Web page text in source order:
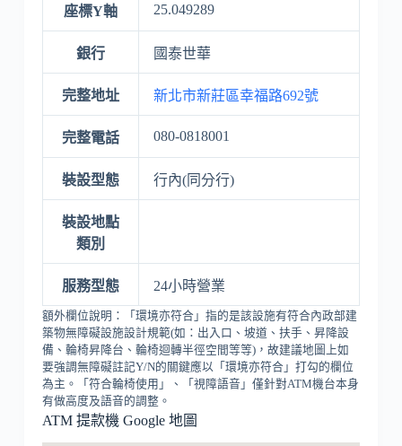
座標Y軸 25.049289
銀行 國泰世華
完整地址 新北市新莊區幸福路692號
完整電話 080-0818001
裝設型態 行內(同分行)
裝設地點
類別
服務型態 24小時營業
額外欄位說明：「環境亦符合」指的是該設施有符合內政部建
築物無障礙設施設計規範(如：出入口、坡道、扶手、昇降設
備、輪椅昇降台、輪椅迴轉半徑空間等等)，故建議地圖上如
要強調無障礙註記Y/N的關鍵應以「環境亦符合」打勾的欄位
為主。「符合輪椅使用」、「視障語音」僅針對ATM機台本身
有做高度及語音的調整。
ATM 提款機 Google 地圖